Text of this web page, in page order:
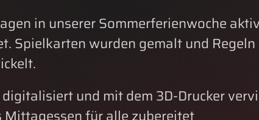
in unserer Sommerferienwoche
Spielkarten wurden gemalt und
und mit dem 3D-Drucker
Mittagessen für alle zubereitet